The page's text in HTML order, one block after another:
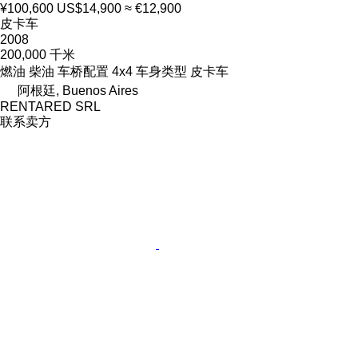
¥100,600 US$14,900 ≈ €12,900
皮卡车
2008
200,000 千米
燃油 柴油 车桥配置 4x4 车身类型 皮卡车
阿根廷, Buenos Aires
RENTARED SRL
联系卖方